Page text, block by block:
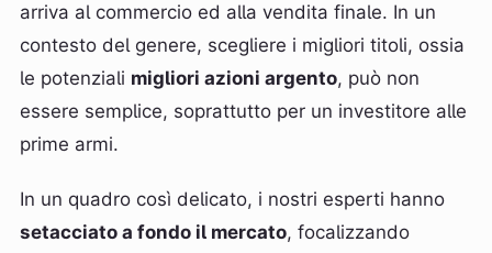
arriva al commercio ed alla vendita finale. In un
contesto del genere, scegliere i migliori titoli, ossia
le potenziali migliori azioni argento, può non
essere semplice, soprattutto per un investitore alle
prime armi.
In un quadro così delicato, i nostri esperti hanno
setacciato a fondo il mercato, focalizzando